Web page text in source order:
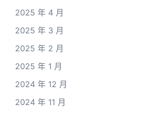
2025 年 4 月
2025 年 3 月
2025 年 2 月
2025 年 1 月
2024 年 12 月
2024 年 11 月